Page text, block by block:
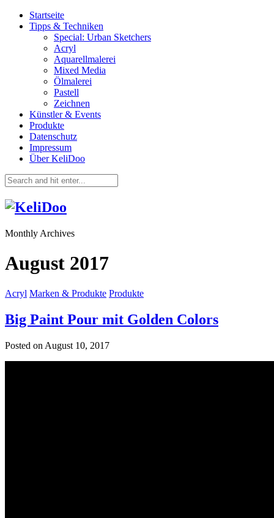
Startseite
Tipps & Techniken
Special: Urban Sketchers
Acryl
Aquarellmalerei
Mixed Media
Ölmalerei
Pastell
Zeichnen
Künstler & Events
Produkte
Datenschutz
Impressum
Über KeliDoo
Monthly Archives
August 2017
Acryl Marken & Produkte Produkte
Big Paint Pour mit Golden Colors
Posted on August 10, 2017